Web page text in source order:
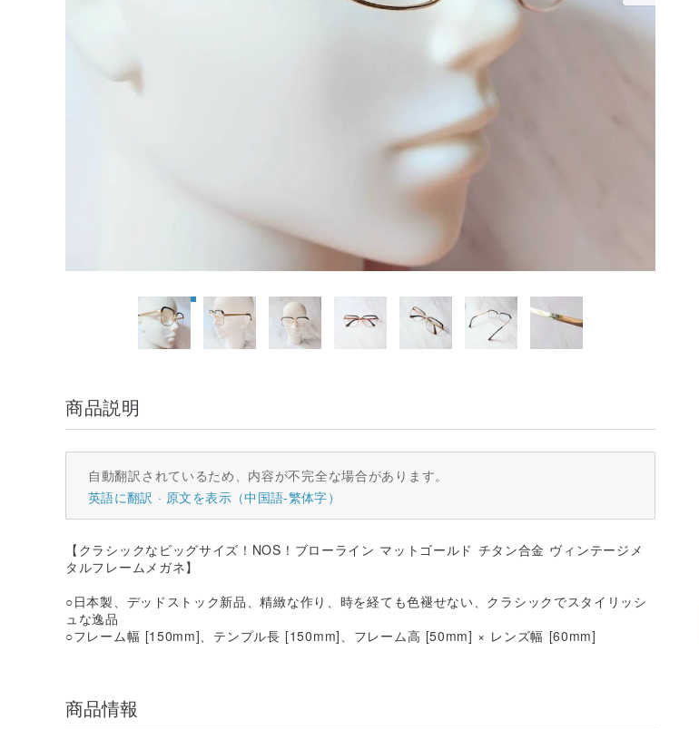
商品説明
自動翻訳されているため、内容が不完全な場合があります。
英語に翻訳
原文を表示（中国語-繁体字）
【クラシックなビッグサイズ！NOS！ブローライン マットゴールド チタン合金 ヴィンテージメ
タルフレームメガネ】
○日本製、デッドストック新品、精緻な作り、時を経ても色褪せない、クラシックでスタイリッシ
ュな逸品
○フレーム幅 [150mm]、テンプル長 [150mm]、フレーム高 [50mm] × レンズ幅 [60mm]
商品情報